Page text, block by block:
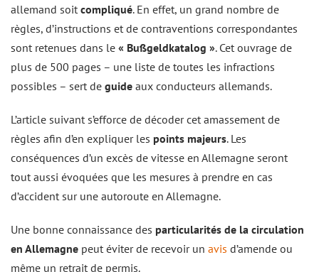
allemand soit compliqué. En effet, un grand nombre de
règles, d’instructions et de contraventions correspondantes
sont retenues dans le « Bußgeldkatalog ». Cet ouvrage de
plus de 500 pages – une liste de toutes les infractions
possibles – sert de guide aux conducteurs allemands.
L’article suivant s’efforce de décoder cet amassement de
règles afin d’en expliquer les points majeurs. Les
conséquences d’un excès de vitesse en Allemagne seront
tout aussi évoquées que les mesures à prendre en cas
d’accident sur une autoroute en Allemagne.
Une bonne connaissance des particularités de la circulation
en Allemagne peut éviter de recevoir un avis d’amende ou
même un retrait de permis.